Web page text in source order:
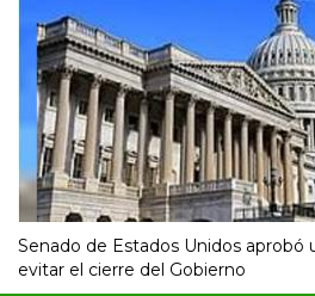
Senado de Estados Unidos aprobó
evitar el cierre del Gobierno